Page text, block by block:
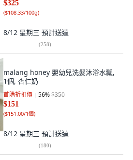
$325
($108.33/100g)
8/12 星期三 預計送達
(258)
malang honey 嬰幼兒洗髮沐浴水瓢,
1個, 杏仁奶
首購折扣價 56%$350
$151
($151.00/1個)
8/12 星期三 預計送達
(180)